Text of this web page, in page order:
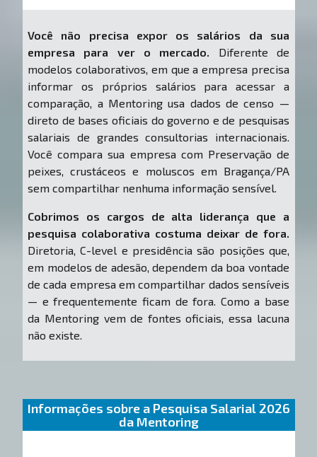
Você não precisa expor os salários da sua
empresa para ver o mercado. Diferente de
modelos colaborativos, em que a empresa precisa
informar os próprios salários para acessar a
comparação, a Mentoring usa dados de censo —
direto de bases oficiais do governo e de pesquisas
salariais de grandes consultorias internacionais.
Você compara sua empresa com Preservação de
peixes, crustáceos e moluscos em Bragança/PA
sem compartilhar nenhuma informação sensível.
Cobrimos os cargos de alta liderança que a
pesquisa colaborativa costuma deixar de fora.
Diretoria, C-level e presidência são posições que,
em modelos de adesão, dependem da boa vontade
de cada empresa em compartilhar dados sensíveis
— e frequentemente ficam de fora. Como a base
da Mentoring vem de fontes oficiais, essa lacuna
não existe.
Informações sobre a Pesquisa Salarial 2026
da Mentoring